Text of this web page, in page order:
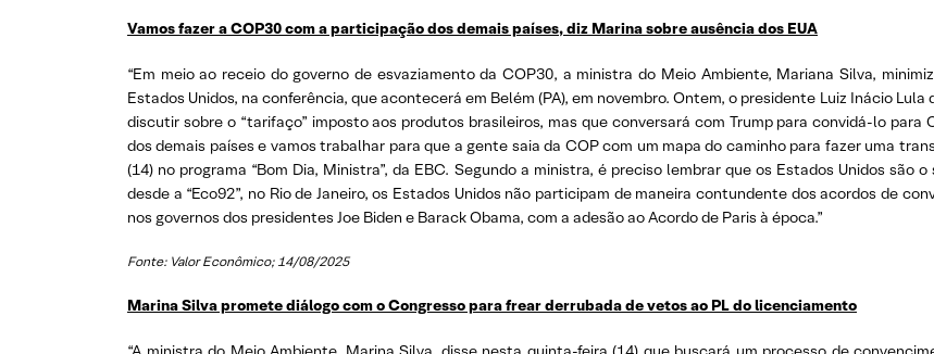
Vamos fazer a COP30 com a participação dos demais países, diz Marina sobre ausência dos EUA
“Em meio ao receio do governo de esvaziamento da COP30, a ministra do Meio Ambiente, Mariana Silva,
Estados Unidos, na conferência, que acontecerá em Belém (PA), em novembro. Ontem, o presidente Luiz Inácio Lula
discutir sobre o “tarifaço” imposto aos produtos brasileiros, mas que conversará com Trump para convidá-lo para
dos demais países e vamos trabalhar para que a gente saia da COP com um mapa do caminho para fazer uma
(14) no programa “Bom Dia, Ministra”, da EBC. Segundo a ministra, é preciso lembrar que os Estados Unidos são
desde a “Eco92”, no Rio de Janeiro, os Estados Unidos não participam de maneira contundente dos acordos de
nos governos dos presidentes Joe Biden e Barack Obama, com a adesão ao Acordo de Paris à época.”
Fonte: Valor Econômico; 14/08/2025
Marina Silva promete diálogo com o Congresso para frear derrubada de vetos ao PL do licenciamento